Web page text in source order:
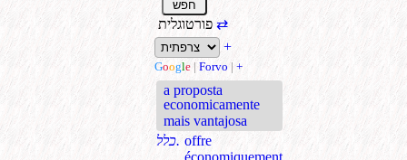
⇄
+
Google | Forvo | +
a proposta
economicamente
mais vantajosa
כלל. offre
économiquement